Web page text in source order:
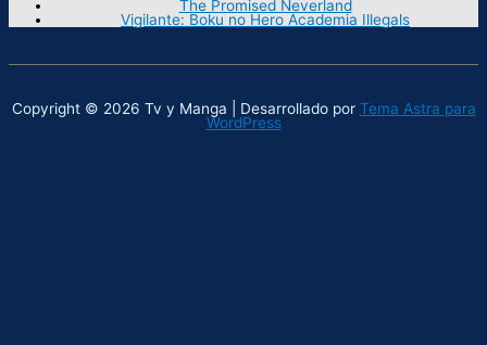
The Promised Neverland
Vigilante: Boku no Hero Academia Illegals
Copyright © 2026 Tv y Manga | Desarrollado por Tema Astra para
WordPress